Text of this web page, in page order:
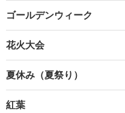
ゴールデンウィーク
花火大会
夏休み（夏祭り）
紅葉